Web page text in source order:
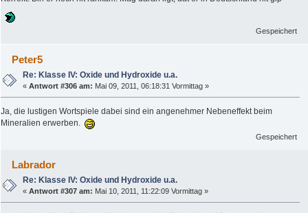
Gespeichert
Peter5
Re: Klasse IV: Oxide und Hydroxide u.a.
«Antwort #306 am: Mai 09, 2011, 06:18:31 Vormittag »
Ja, die lustigen Wortspiele dabei sind ein angenehmer Nebeneffekt beim
Mineralien erwerben.
Gespeichert
Labrador
Re: Klasse IV: Oxide und Hydroxide u.a.
«Antwort #307 am: Mai 10, 2011, 11:22:09 Vormittag »